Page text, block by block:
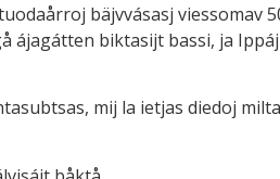
bäjvvásasj viessomav
biktasijt bassi, ja
mij la ietjas diedoj